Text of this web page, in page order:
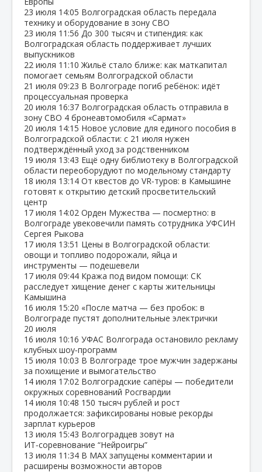
23 июля 14:05 Волгоградская область передала
технику и оборудование в зону СВО
23 июля 11:56 До 300 тысяч и стипендия: как
Волгоградская область поддерживает лучших
выпускников
22 июля 11:10 Жильё стало ближе: как маткапитал
помогает семьям Волгоградской области
21 июля 09:23 В Волгограде погиб ребёнок: идёт
процессуальная проверка
20 июля 16:37 Волгоградская область отправила в
зону СВО 4 бронеавтомобиля «Сармат»
20 июля 14:15 Новое условие для единого пособия в
Волгоградской области: с 21 июля нужен
подтверждённый уход за родственником
19 июля 13:43 Ещё одну библиотеку в Волгоградской
области переоборудуют по модельному стандарту
18 июля 13:14 От квестов до VR‑туров: в Камышине
готовят к открытию детский просветительский
центр
17 июля 14:02 Орден Мужества — посмертно: в
Волгограде увековечили память сотрудника УФСИН
Сергея Рыкова
17 июля 13:51 Цены в Волгоградской области:
овощи и топливо подорожали, яйца и
инструменты — подешевели
17 июля 09:44 Кража под видом помощи: СК
расследует хищение денег с карты жительницы
Камышина
16 июля 15:20 «После матча — без пробок: в
Волгограде пустят дополнительные электрички
20 июля
16 июля 10:16 УФАС Волгограда остановило рекламу
клубных шоу‑программ
15 июля 10:03 В Волгограде трое мужчин задержаны
за похищение и вымогательство
14 июля 17:02 Волгоградские сапёры — победители
окружных соревнований Росгвардии
14 июля 10:48 150 тысяч рублей и рост
продолжается: зафиксированы новые рекорды
зарплат курьеров
13 июля 15:43 Волгоградцев зовут на
ИТ‑соревнование “Нейроигры”
13 июля 11:34 В МАХ запущены комментарии и
расширены возможности авторов